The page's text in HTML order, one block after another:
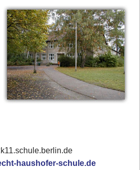
haushofer-schule.de